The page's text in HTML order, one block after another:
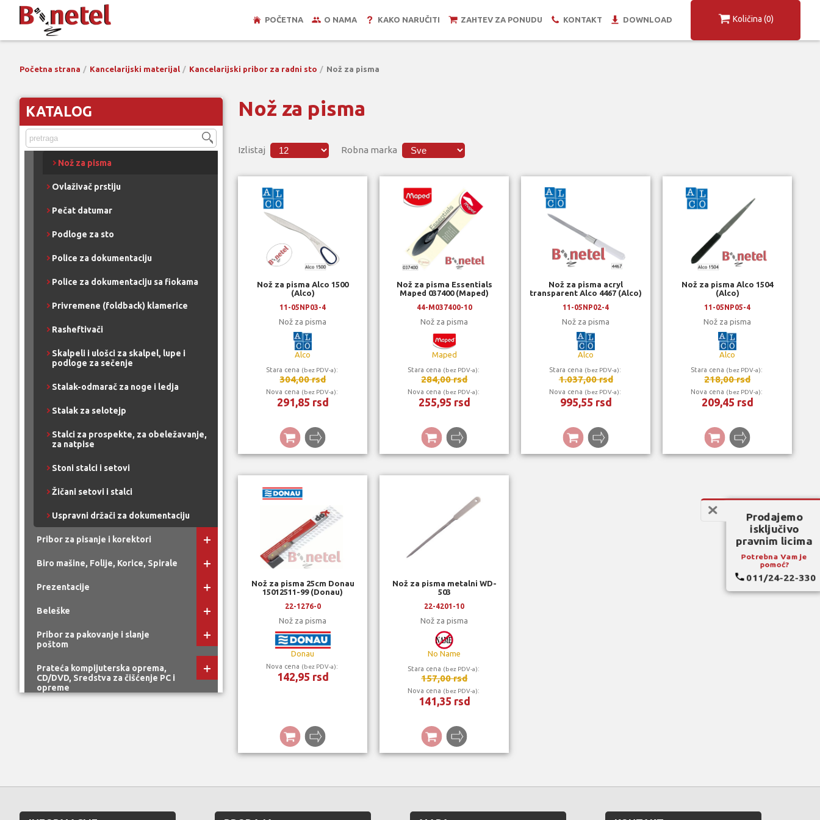
Količina (0)
POČETNA O NAMA KAKO NARUČITI ZAHTEV ZA PONUDU KONTAKT DOWNLOAD
Početna strana Kancelarijski materijal Kancelarijski pribor za radni sto Nož za pisma
KATALOG
Lepak
Lenjiri
Magnetne kutije za spajalice
Mape i podloge sa klipsom
Mastila i jastučići za pečate
Nož za pisma
Ovlaživač prstiju
Pečat datumar
Podloge za sto
Police za dokumentaciju
Police za dokumentaciju sa fiokama
Privremene (foldback) klamerice
Rasheftivači
Skalpeli i ulošci za skalpel, lupe i
podloge za sečenje
Stalak-odmarač za noge i ledja
Stalak za selotejp
Stalci za prospekte, za obeležavanje,
za natpise
Stoni stalci i setovi
Žičani setovi i stalci
Uspravni držači za dokumentaciju
Pribor za pisanje i korektori
Biro mašine, Folije, Korice, Spirale
Prezentacije
Beleške
Pribor za pakovanje i slanje
poštom
Prateća kompijuterska oprema,
CD/DVD, Sredstva za čišćenje PC i
opreme
Nož za pisma
Izlistaj Robna marka
Nož za pisma Alco 1500
(Alco)
11-05NP03-4
Nož za pisma
Alco
Stara cena (bez PDV-a):
304,00 rsd
Nova cena (bez PDV-a):
291,85 rsd
Nož za pisma Essentials
Maped 037400 (Maped)
44-M037400-10
Nož za pisma
Maped
Stara cena (bez PDV-a):
284,00 rsd
Nova cena (bez PDV-a):
255,95 rsd
Nož za pisma acryl
transparent Alco 4467 (Alco)
11-05NP02-4
Nož za pisma
Alco
Stara cena (bez PDV-a):
1.037,00 rsd
Nova cena (bez PDV-a):
995,55 rsd
Nož za pisma Alco 1504
(Alco)
11-05NP05-4
Nož za pisma
Alco
Stara cena (bez PDV-a):
218,00 rsd
Nova cena (bez PDV-a):
209,45 rsd
Nož za pisma 25cm Donau
15012511-99 (Donau)
22-1276-0
Nož za pisma
Donau
Nova cena (bez PDV-a):
142,95 rsd
Nož za pisma metalni WD-
503
22-4201-10
Nož za pisma
No Name
Stara cena (bez PDV-a):
157,00 rsd
Nova cena (bez PDV-a):
141,35 rsd
Prodajemo
isključivo
pravnim licima
Potrebna Vam je
pomoć?
011/24-22-330